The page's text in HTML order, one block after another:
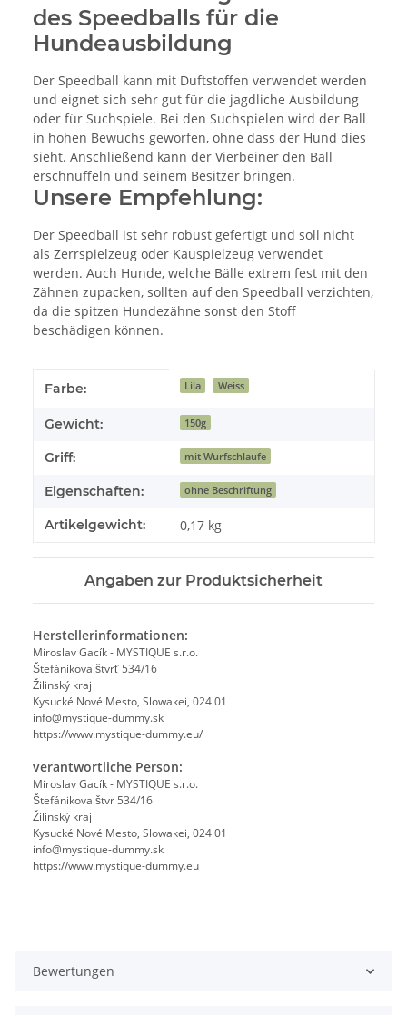
des Speedballs für die
Hundeausbildung
Der Speedball kann mit Duftstoffen verwendet werden
und eignet sich sehr gut für die jagdliche Ausbildung
oder für Suchspiele. Bei den Suchspielen wird der Ball
in hohen Bewuchs geworfen, ohne dass der Hund dies
sieht. Anschließend kann der Vierbeiner den Ball
erschnüffeln und seinem Besitzer bringen.
Unsere Empfehlung:
Der Speedball ist sehr robust gefertigt und soll nicht
als Zerrspielzeug oder Kauspielzeug verwendet
werden. Auch Hunde, welche Bälle extrem fest mit den
Zähnen zupacken, sollten auf den Speedball verzichten,
da die spitzen Hundezähne sonst den Stoff
beschädigen können.
Produkteigenschaft
Wert
Farbe: Lila Weiss
Gewicht: 150g
Griff: mit Wurfschlaufe
Eigenschaften: ohne Beschriftung
Artikelgewicht: 0,17 kg
Angaben zur Produktsicherheit
Herstellerinformationen:
Miroslav Gacík - MYSTIQUE s.r.o.
Štefánikova štvrť 534/16
Žilinský kraj
Kysucké Nové Mesto, Slowakei, 024 01
info@mystique-dummy.sk
https://www.mystique-dummy.eu/
verantwortliche Person:
Miroslav Gacík - MYSTIQUE s.r.o.
Štefánikova štvr 534/16
Žilinský kraj
Kysucké Nové Mesto, Slowakei, 024 01
info@mystique-dummy.sk
https://www.mystique-dummy.eu
Bewertungen